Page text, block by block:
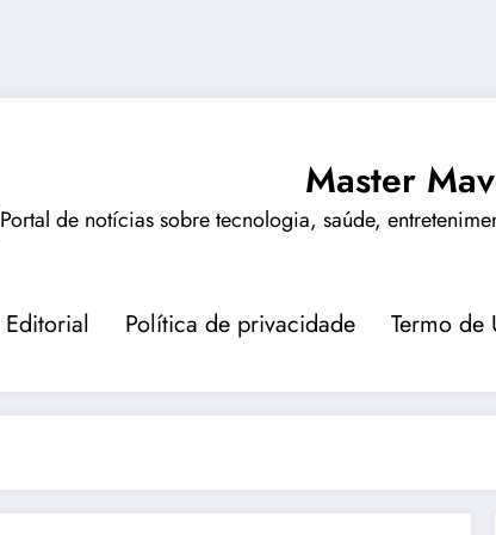
Master
Portal de notícias sobre tecnologia, saúde,
Editorial Política de privacidade Termo de